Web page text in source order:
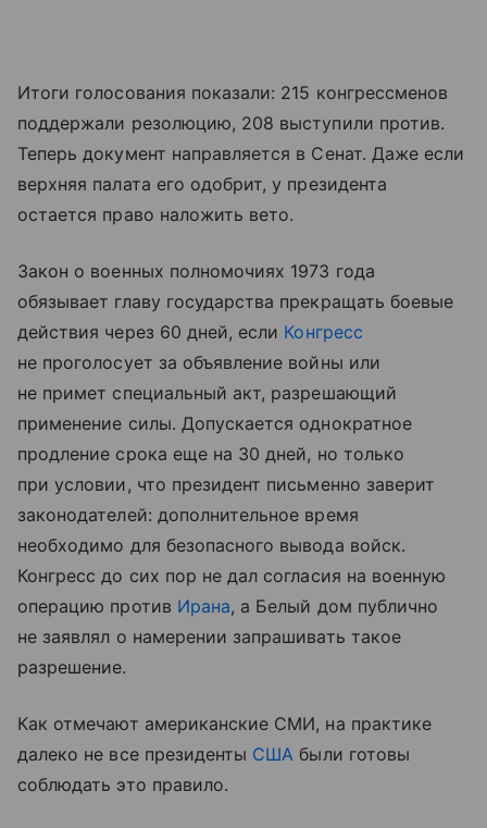
Итоги голосования показали: 215 конгрессменов
поддержали резолюцию, 208 выступили против.
Теперь документ направляется в Сенат. Даже если
верхняя палата его одобрит, у президента
остается право наложить вето.
Закон о военных полномочиях 1973 года
обязывает главу государства прекращать боевые
действия через 60 дней, если Конгресс
не проголосует за объявление войны или
не примет специальный акт, разрешающий
применение силы. Допускается однократное
продление срока еще на 30 дней, но только
при условии, что президент письменно заверит
законодателей: дополнительное время
необходимо для безопасного вывода войск.
Конгресс до сих пор не дал согласия на военную
операцию против Ирана, а Белый дом публично
не заявлял о намерении запрашивать такое
разрешение.
Как отмечают американские СМИ, на практике
далеко не все президенты США были готовы
соблюдать это правило.